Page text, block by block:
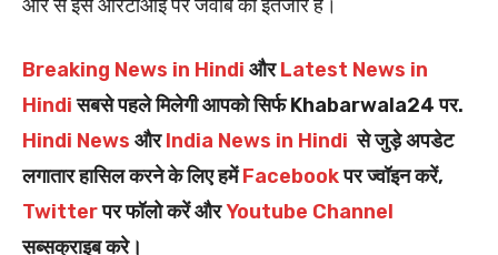
ओर से इस आरटीआई पर जवाब का इंतजार है।
Breaking News in Hindi औरLatest News in
Hindiसबसे पहले मिलेगी आपको सिर्फ Khabarwala24 पर.
Hindi News औरIndia News in Hindi से जुड़े अपडेट
लगातार हासिल करने के लिए हमेंFacebookपर ज्वॉइन करें,
Twitterपर फॉलो करें औरYoutube Channel
सब्सक्राइब करे।